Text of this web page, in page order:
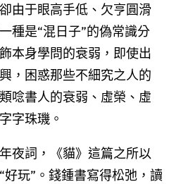
由于眼高手低、欠亨圓滑
種是“混日子”的偽常識分
本身學問的衰弱，即使出
，困惑那些不細究之人的
唸書人的衰弱、虛榮、虛
字珠璣。
夜詞，《貓》這篇之所以
好玩”。錢鍾書寫得松弛，讀